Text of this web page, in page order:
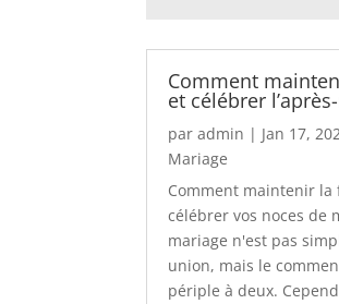
Comment
et célébrer
paradmin | Jan 17,
Mariage
Comment maintenir la
célébrer vos noces de
mariage n'est pas
union, mais le
périple à deux.